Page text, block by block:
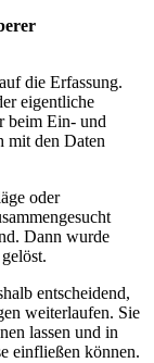
die Erfassung.
eigentliche
beim Ein- und
mit den Daten
oder
Dann wurde
entscheidend,
weiterlaufen. Sie
lassen und in
einfließen können.